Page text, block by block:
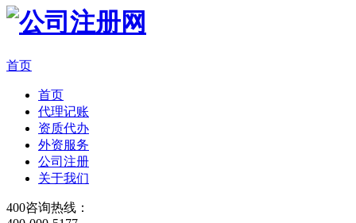
首页
首页
代理记账
资质代办
外资服务
公司注册
关于我们
400咨询热线：